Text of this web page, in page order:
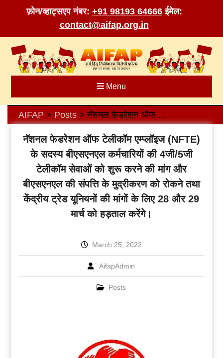
फ़ोन/व्हाट्सएप नंबर: +91 98193 64666 ईमेल:
contact@aifap.org.in
content
Menu
AIFAP > Posts> नॅशनल फेडरेशन ऑफ टेलीकॉम एम्प्लॉइज (NFTE) के सदस्य बीएसएनएल कर्मचारियों की 4जी/5जी टेलीकॉम सेवाओं को शुरू करने की मांग और बीएसएनएल की संपत्ति के मुद्रीकरण को रोकने तथा केंद्रीय ट्रेड यूनियनों की मांगों के लिए 28 और 29 मार्च को हड़ताल करेंगे।
नॅशनल फेडरेशन ऑफ टेलीकॉम एम्प्लॉइज (NFTE)
के सदस्य बीएसएनएल कर्मचारियों की 4जी/5जी
टेलीकॉम सेवाओं को शुरू करने की मांग और
बीएसएनएल की संपत्ति के मुद्रीकरण को रोकने तथा
केंद्रीय ट्रेड यूनियनों की मांगों के लिए 28 और 29
मार्च को हड़ताल करेंगे।
March 25, 2022
AifapAdmin
Posts